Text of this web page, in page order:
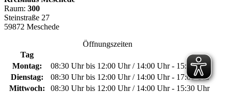
Raum: 300
Steinstraße 27
59872 Meschede
Öffnungszeiten
Tag
Montag:
08:30 Uhr bis 12:00 Uhr / 14:00 Uhr - 15:30 Uhr
Dienstag:
08:30 Uhr bis 12:00 Uhr / 14:00 Uhr - 17:00 Uhr
Mittwoch:
08:30 Uhr bis 12:00 Uhr / 14:00 Uhr - 15:30 Uhr